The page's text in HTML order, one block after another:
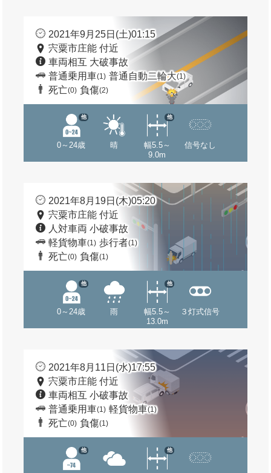
2021年9月25日(土)01:15
宍粟市庄能 付近
車両相互 大破事故
普通乗用車(1) 普通自動二輪大(1)
死亡(0) 負傷(2)
0～24歳
他
晴
幅5.5～
9.0m
他
信号なし
2021年8月19日(木)05:20
宍粟市庄能 付近
人対車両 小破事故
軽貨物車(1) 歩行者(1)
死亡(0) 負傷(1)
0～24歳
他
雨
幅5.5～
13.0m
他
３灯式信号
2021年8月11日(水)17:55
宍粟市庄能 付近
車両相互 小破事故
普通乗用車(1) 軽貨物車(1)
死亡(0) 負傷(1)
他 他